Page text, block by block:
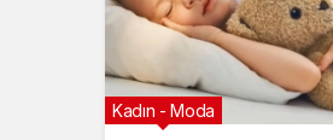
Kadın - Moda